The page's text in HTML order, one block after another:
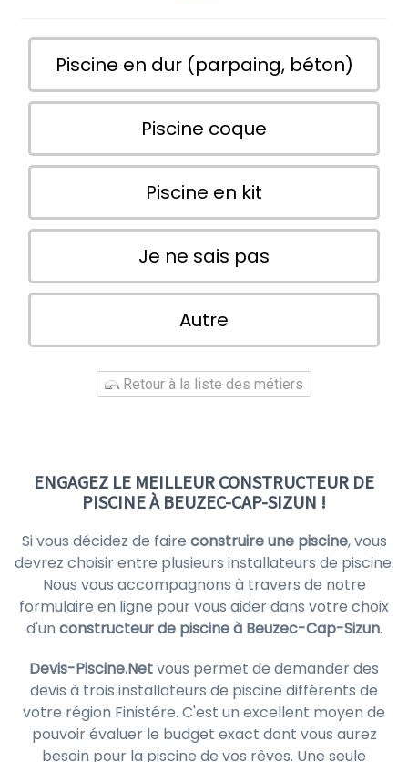
Piscine en dur (parpaing, béton)
Piscine coque
Piscine en kit
Je ne sais pas
Autre
Retour à la liste des métiers
ENGAGEZ LE MEILLEUR CONSTRUCTEUR DE
PISCINE À BEUZEC-CAP-SIZUN !
Si vous décidez de faire construire une piscine, vous
devrez choisir entre plusieurs installateurs de piscine.
Nous vous accompagnons à travers de notre
formulaire en ligne pour vous aider dans votre choix
d'un constructeur de piscine à Beuzec-Cap-Sizun.
Devis-Piscine.Netvous permet de demander des
devis à trois installateurs de piscine différents de
votre région Finistére. C'est un excellent moyen de
pouvoir évaluer le budget exact dont vous aurez
besoin pour la piscine de vos rêves. Une seule